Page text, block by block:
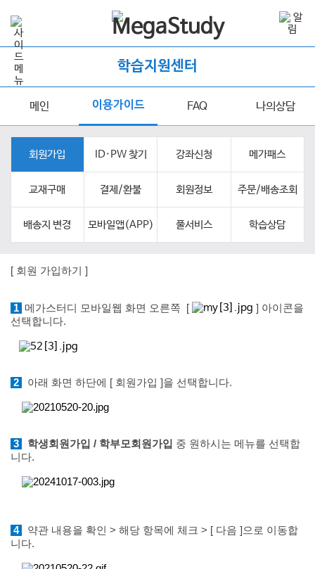
학습지원센터
메인 이용가이드 FAQ 나의상담
회원가입 ID·PW 찾기 강좌신청 메가패스
교재구매 결제/환불 회원정보 주문/배송조회
배송지 변경 모바일앱(APP) 풀서비스 학습상담
[ 회원 가입하기 ]
1 메가스터디 모바일웹 화면 오른쪽 [
] 아이콘을
선택합니다.
2 아래 화면 하단에 [ 회원가입 ]을 선택합니다.
3 학생회원가입 / 학부모회원가입 중 원하시는 메뉴를 선택합
니다.
4 약관 내용을 확인 > 해당 항목에 체크 > [ 다음 ]으로 이동합
니다.